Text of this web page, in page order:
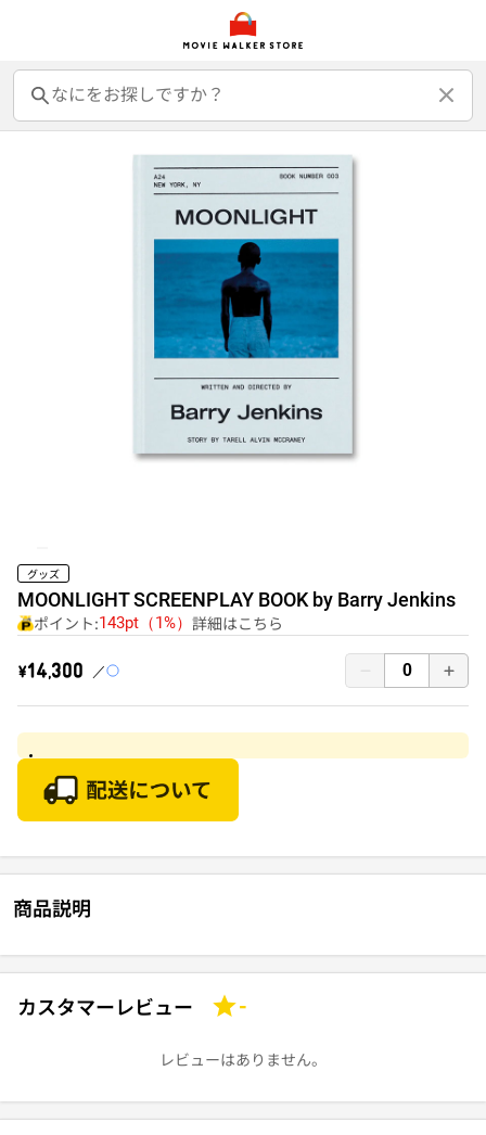
前売オンライン券 前売カード券 グッズ
グッズ
MOONLIGHT SCREENPLAY BOOK by Barry Jenkins
ポイント:143pt（1%） 詳細はこちら
￥14,300
商品説明
カスタマーレビュー -
レビューはありません。